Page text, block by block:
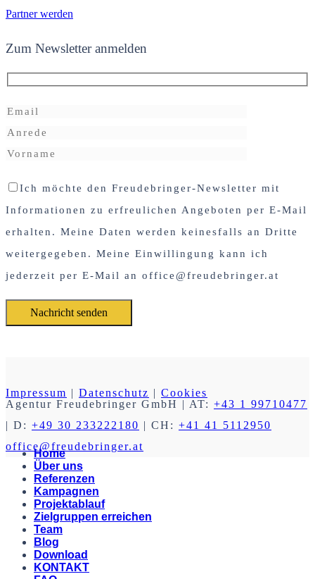
Partner werden
Zum Newsletter anmelden
Ich möchte den Freudebringer-Newsletter mit
Informationen zu erfreulichen Angeboten per E-Mail
erhalten. Meine Daten werden keinesfalls an Dritte
weitergegeben. Meine Einwillingung kann ich
jederzeit per E-Mail an office@freudebringer.at
Impressum | Datenschutz | Cookies
Agentur Freudebringer GmbH | AT: +43 1 99710477
| D: +49 30 233222180 | CH: +41 41 5112950
office@freudebringer.at
Home
Über uns
Referenzen
Kampagnen
Projektablauf
Zielgruppen erreichen
Team
Blog
Download
KONTAKT